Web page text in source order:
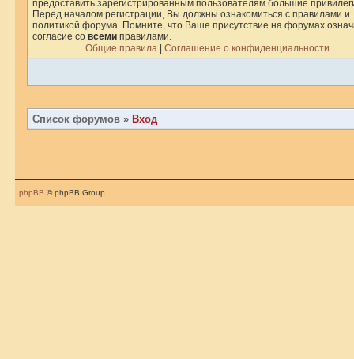
предоставить зарегистрированным пользователям большие
Перед началом регистрации, Вы должны ознакомиться с правилами и
политикой форума. Помните, что Ваше присутствие на форумах
согласие со всеми правилами.
Общие правила
Соглашение о конфиденциальности
Список форумов » Вход
phpBB © phpBB Group